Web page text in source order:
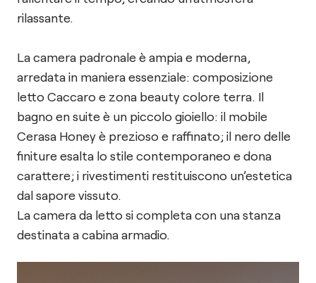
rilassante.
La camera padronale è ampia e moderna,
arredata in maniera essenziale: composizione
letto Caccaro e zona beauty colore terra. Il
bagno en suite è un piccolo gioiello: il mobile
Cerasa Honey è prezioso e raffinato; il nero delle
finiture esalta lo stile contemporaneo e dona
carattere; i rivestimenti restituiscono un’estetica
dal sapore vissuto.
La camera da letto si completa con una stanza
destinata a cabina armadio.